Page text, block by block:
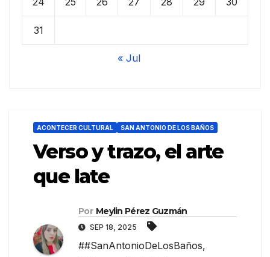
31
« Jul
ACONTECER CULTURAL SAN ANTONIO DE LOS BAÑOS
Verso y trazo, el arte
que late
Por Meylin Pérez Guzmán
SEP 18, 2025
##SanAntonioDeLosBaños,